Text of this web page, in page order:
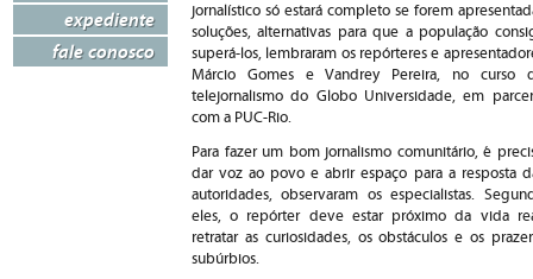
expediente
fale conosco
jornalístico só estará completo se forem
soluções, alternativas para que a população
superá-los, lembraram os repórteres e
Márcio Gomes e Vandrey Pereira, no curso
telejornalismo do Globo Universidade, em
com a PUC-Rio.
Para fazer um bom jornalismo comunitário, é
dar voz ao povo e abrir espaço para a resposta
autoridades, observaram os especialistas.
eles, o repórter deve estar próximo da vida
retratar as curiosidades, os obstáculos e os
subúrbios.